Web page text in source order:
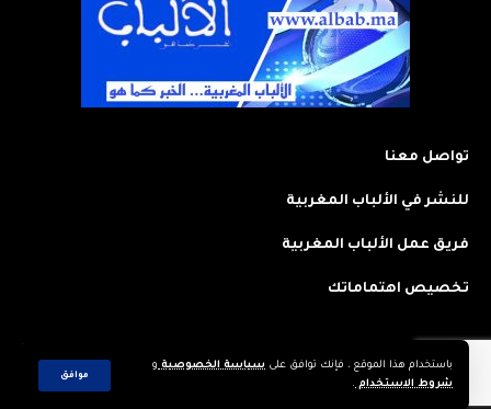
باستخدام هذا الموقع ، فإنك توافق على سياسة الخصوصية و
شروط الاستخدام .
موافق
تواصل معنا
للنشر في الألباب المغربية
فريق عمل الألباب المغربية
تخصيص اهتماماتك
2023 © جميع الحقوق محفوظة لجريدة: الألباب المغربية. تم تصميمه وتطويره